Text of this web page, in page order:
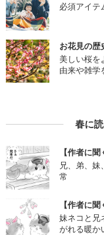
必須アイテ
お花見の歴
美しい桜を
由来や雑学
春に
【作者に
兄、弟、
常
【作者に
妹ネコと兄
がれる暖か